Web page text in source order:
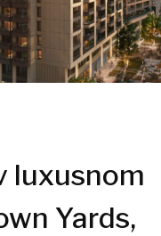
luxusnom
Yards,